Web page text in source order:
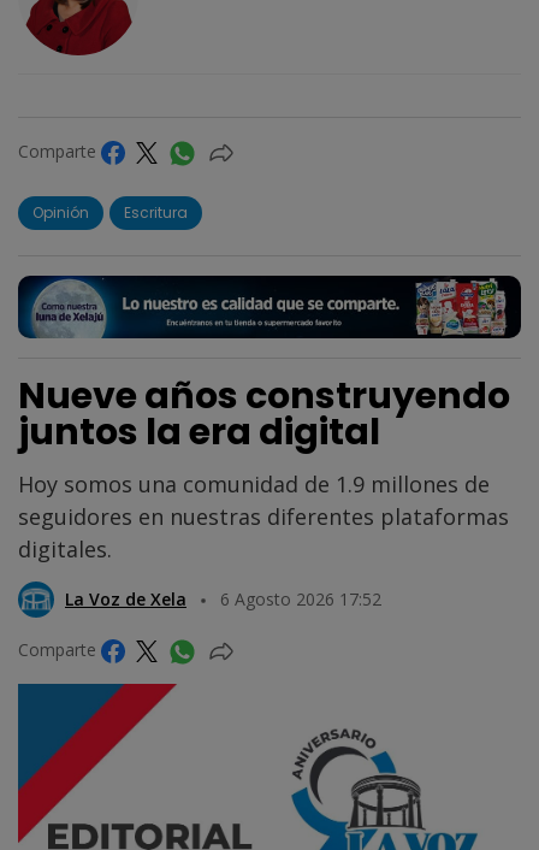
Comparte
Opinión Escritura
Nueve años construyendo
juntos la era digital
Hoy somos una comunidad de 1.9 millones de
seguidores en nuestras diferentes plataformas
digitales.
La Voz de Xela 6 Agosto 2026 17:52
Comparte